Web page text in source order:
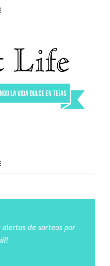
alertas de sorteos por